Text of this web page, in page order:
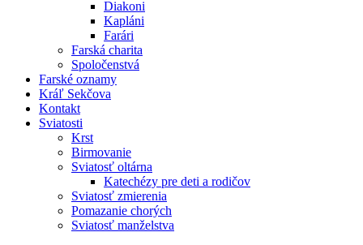
Diakoni
Kapláni
Farári
Farská charita
Spoločenstvá
Farské oznamy
Kráľ Sekčova
Kontakt
Sviatosti
Krst
Birmovanie
Sviatosť oltárna
Katechézy pre deti a rodičov
Sviatosť zmierenia
Pomazanie chorých
Sviatosť manželstva